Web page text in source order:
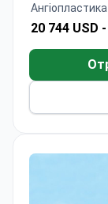
Ангіопластика
20 744 USD -